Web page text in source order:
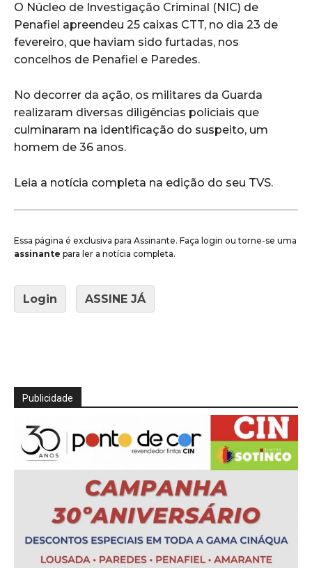
O Núcleo de Investigação Criminal (NIC) de
Penafiel apreendeu 25 caixas CTT, no dia 23 de
fevereiro, que haviam sido furtadas, nos
concelhos de Penafiel e Paredes.
No decorrer da ação, os militares da Guarda
realizaram diversas diligências policiais que
culminaram na identificação do suspeito, um
homem de 36 anos.
Leia a notícia completa na edição do seu TVS.
Essa página é exclusiva para Assinante. Faça login ou torne-se uma
assinante para ler a notícia completa.
Login ASSINE JÁ
Publicidade